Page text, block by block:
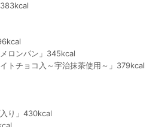
ロンパン」345kcal
トチョコ入～宇治抹茶使用～」379kcal
り」430kcal